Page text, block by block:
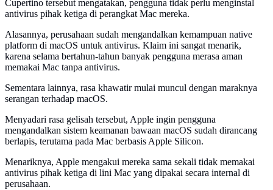
Cupertino tersebut mengatakan, pengguna tidak perlu menginstal
antivirus pihak ketiga di perangkat Mac mereka.
Alasannya, perusahaan sudah mengandalkan kemampuan native
platform di macOS untuk antivirus. Klaim ini sangat menarik,
karena selama bertahun-tahun banyak pengguna merasa aman
memakai Mac tanpa antivirus.
Sementara lainnya, rasa khawatir mulai muncul dengan maraknya
serangan terhadap macOS.
Menyadari rasa gelisah tersebut, Apple ingin pengguna
mengandalkan sistem keamanan bawaan macOS sudah dirancang
berlapis, terutama pada Mac berbasis Apple Silicon.
Menariknya, Apple mengakui mereka sama sekali tidak memakai
antivirus pihak ketiga di lini Mac yang dipakai secara internal di
perusahaan.